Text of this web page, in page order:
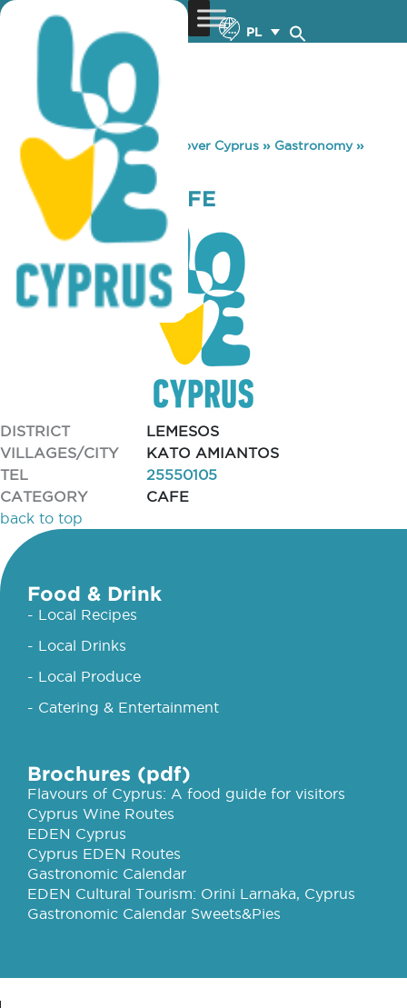
PL
You are here: Home »Discover Cyprus » Gastronomy»
KARVOUNAS CAFE
KARVOUNAS CAFE
DISTRICT
LEMESOS
VILLAGES/CITY
KATO AMIANTOS
TEL
25550105
CATEGORY
CAFE
back to top
Food & Drink
- Local Recipes
- Local Drinks
- Local Produce
- Catering & Entertainment
Brochures (pdf)
Flavours of Cyprus: A food guide for visitors
Cyprus Wine Routes
EDEN Cyprus
Cyprus EDEN Routes
Gastronomic Calendar
EDEN Cultural Tourism: Orini Larnaka, Cyprus
Gastronomic Calendar Sweets&Pies